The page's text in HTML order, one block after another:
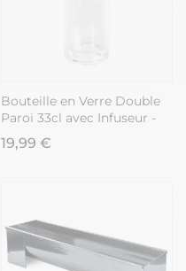
Bouteille en Verre Double
Paroi 33cl avec Infuseur -
INFUZZ
19,99 €